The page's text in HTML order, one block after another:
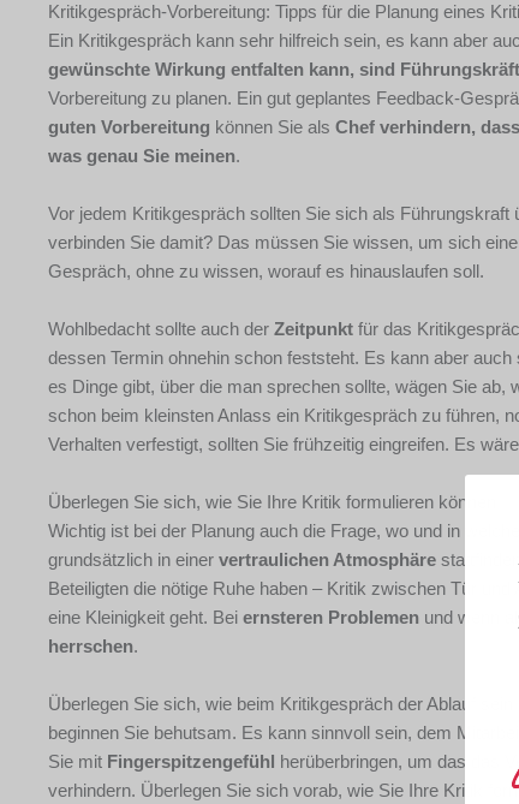
Kritikgespräch-Vorbereitung: Tipps für die Planung eines
Ein Kritikgespräch kann sehr hilfreich sein, es kann aber
gewünschte Wirkung entfalten kann, sind
Vorbereitung zu planen. Ein gut geplantes Feedback-
guten Vorbereitung können Sie als Chef verhindern,
was genau Sie meinen.
Vor jedem Kritikgespräch sollten Sie sich als Führungskraft
verbinden Sie damit? Das müssen Sie wissen, um sich
Gespräch, ohne zu wissen, worauf es hinauslaufen soll.
Wohlbedacht sollte auch der Zeitpunkt für das
dessen Termin ohnehin schon feststeht. Es kann aber
es Dinge gibt, über die man sprechen sollte, wägen Sie
schon beim kleinsten Anlass ein Kritikgespräch zu führen,
Verhalten verfestigt, sollten Sie frühzeitig eingreifen. Es
Überlegen Sie sich, wie Sie Ihre Kritik formulieren können
Wichtig ist bei der Planung auch die Frage, wo und in
grundsätzlich in einer vertraulichen Atmosphäre
Beteiligten die nötige Ruhe haben – Kritik zwischen Tür
eine Kleinigkeit geht. Bei ernsteren Problemen und wenn
herrschen.
Überlegen Sie sich, wie beim Kritikgespräch der Ablauf sein
beginnen Sie behutsam. Es kann sinnvoll sein, dem
Sie mit Fingerspitzengefühl herüberbringen, um das das
verhindern. Überlegen Sie sich vorab, wie Sie Ihre Kritik